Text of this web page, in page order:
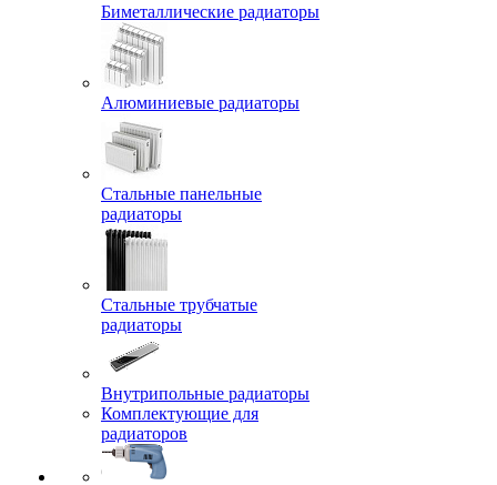
Биметаллические радиаторы
Алюминиевые радиаторы
Стальные панельные
радиаторы
Стальные трубчатые
радиаторы
Внутрипольные радиаторы
Комплектующие для
радиаторов